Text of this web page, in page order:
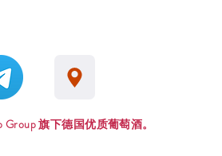
旗下德国优质葡萄酒。